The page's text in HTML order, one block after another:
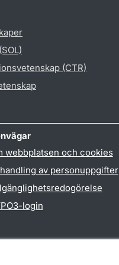
(CTR)
webbplatsen och cookies
av personuppgifter
login